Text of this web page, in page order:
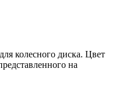
колесного диска. Цвет
на